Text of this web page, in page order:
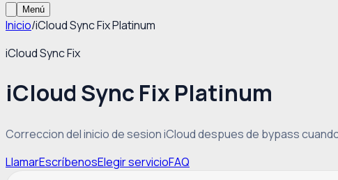
Menú
Inicio/iCloud Sync Fix Platinum
iCloud Sync Fix
iCloud Sync Fix Platinum
Correccion del inicio de sesion iCloud despues de bypass
LlamarEscríbenosElegir servicioFAQ